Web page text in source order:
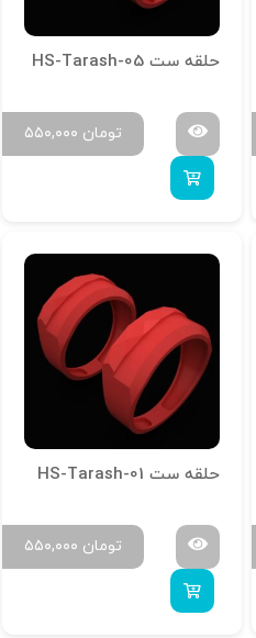
حلقه ست HS-Tarash-05
۵۵۰,۰۰۰ تومان
حلقه ست HS-Tarash-01
۵۵۰,۰۰۰ تومان